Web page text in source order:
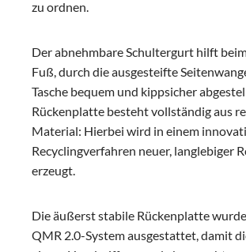
zu ordnen.
Der abnehmbare Schultergurt hilft
Fuß, durch die ausgesteifte
Tasche bequem und kippsicher
Rückenplatte besteht vollständig aus
Material: Hierbei wird in einem
Recyclingverfahren neuer, langlebiger
erzeugt.
Die äußerst stabile Rückenplatte
QMR 2.0-System ausgestattet, damit